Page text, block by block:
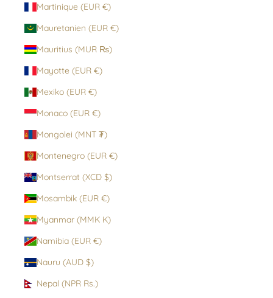
Martinique (EUR €)
Mauretanien (EUR €)
Mauritius (MUR ₨)
Mayotte (EUR €)
Mexiko (EUR €)
Monaco (EUR €)
Mongolei (MNT ₮)
Montenegro (EUR €)
Montserrat (XCD $)
Mosambik (EUR €)
Myanmar (MMK K)
Namibia (EUR €)
Nauru (AUD $)
Nepal (NPR Rs.)